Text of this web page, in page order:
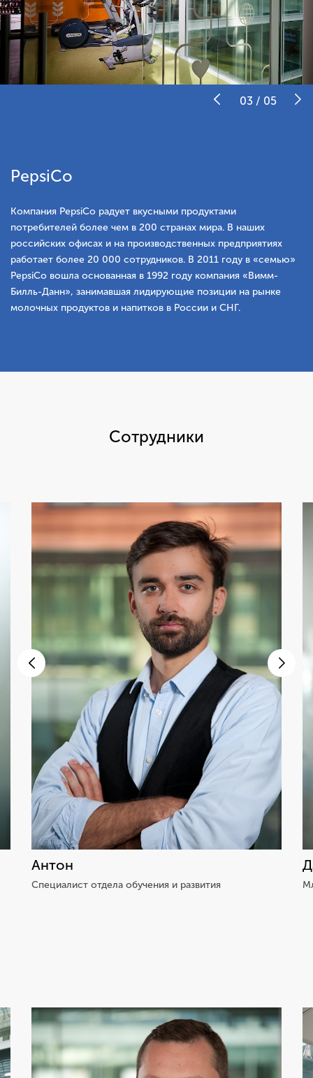
03 / 05
PepsiCo
Компания PepsiCo радует вкусными продуктами
потребителей более чем в 200 странах мира. В наших
российских офисах и на производственных предприятиях
работает более 20 000 сотрудников. В 2011 году в «семью»
PepsiCo вошла основанная в 1992 году компания «Вимм-
Билль-Данн», занимавшая лидирующие позиции на рынке
молочных продуктов и напитков в России и СНГ.
Сотрудники
Антон
Специалист отдела обучения и развития